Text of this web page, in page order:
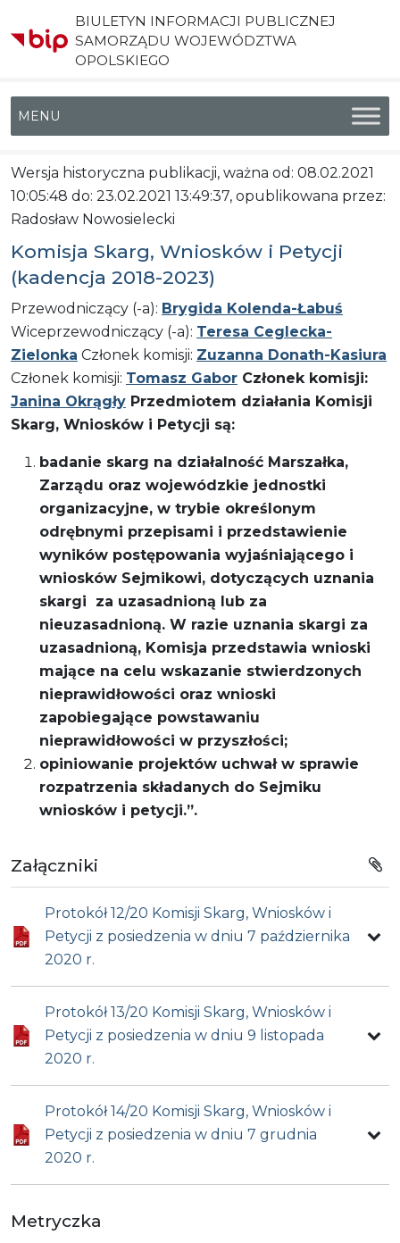
BIULETYN INFORMACJI PUBLICZNEJ
SAMORZĄDU WOJEWÓDZTWA
OPOLSKIEGO
Menu główne
Wersja historyczna publikacji, ważna od: 08.02.2021
10:05:48 do: 23.02.2021 13:49:37, opublikowana przez:
Radosław Nowosielecki
Komisja Skarg, Wniosków i Petycji
(kadencja 2018-2023)
Przewodniczący (-a): Brygida Kolenda-Łabuś
Wiceprzewodniczący (-a): Teresa Ceglecka-
Zielonka Członek komisji: Zuzanna Donath-Kasiura
Członek komisji: Tomasz Gabor Członek komisji:
Janina Okrągły Przedmiotem działania Komisji
Skarg, Wniosków i Petycji są:
badanie skarg na działalność Marszałka,
Zarządu oraz wojewódzkie jednostki
organizacyjne, w trybie określonym
odrębnymi przepisami i przedstawienie
wyników postępowania wyjaśniającego i
wniosków Sejmikowi, dotyczących uznania
skargi za uzasadnioną lub za
nieuzasadnioną. W razie uznania skargi za
uzasadnioną, Komisja przedstawia wnioski
mające na celu wskazanie stwierdzonych
nieprawidłowości oraz wnioski
zapobiegające powstawaniu
nieprawidłowości w przyszłości;
opiniowanie projektów uchwał w sprawie
rozpatrzenia składanych do Sejmiku
wniosków i petycji.”.
Załączniki
Protokół 12/20 Komisji Skarg, Wniosków i
Petycji z posiedzenia w dniu 7 października
2020 r.
Protokół 13/20 Komisji Skarg, Wniosków i
Petycji z posiedzenia w dniu 9 listopada
2020 r.
Protokół 14/20 Komisji Skarg, Wniosków i
Petycji z posiedzenia w dniu 7 grudnia
2020 r.
Metryczka